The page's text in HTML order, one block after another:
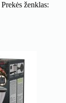
Prekės ženklas: